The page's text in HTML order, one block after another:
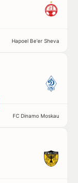
Hapoel Be'er Sheva
FC Dinamo Moskau